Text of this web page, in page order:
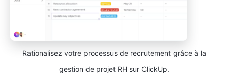
Rationalisez votre processus de recrutement grâce à la
gestion de projet RH sur ClickUp.